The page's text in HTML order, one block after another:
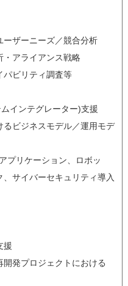
ーザーニーズ／競合分析
・アライアンス戦略
パビリティ調査等
インテグレーター)支援
るビジネスモデル／運用モデ
プリケーション、ロボッ
、サイバーセキュリティ導入
援
開発プロジェクトにおける